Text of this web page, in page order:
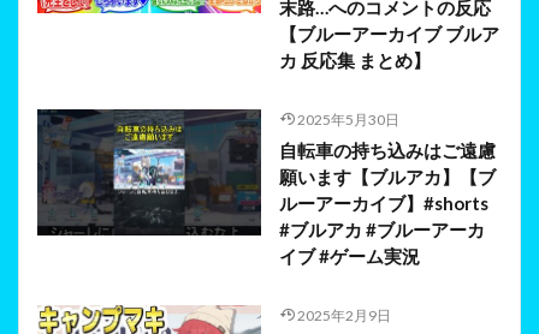
末路…へのコメントの反応
【ブルーアーカイブ ブルア
カ 反応集 まとめ】
2025年5月30日
自転車の持ち込みはご遠慮
願います【ブルアカ】【ブ
ルーアーカイブ】#shorts
#ブルアカ #ブルーアーカ
イブ #ゲーム実況
2025年2月9日